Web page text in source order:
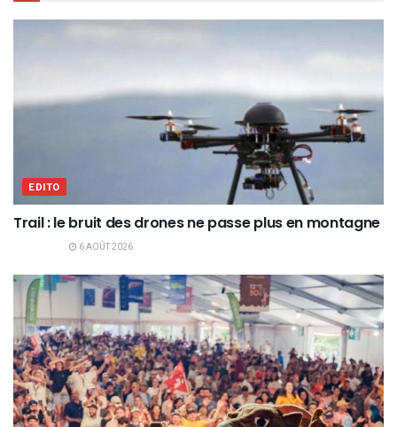
EDITO
Trail : le bruit des drones ne passe plus en montagne
6 AOÛT 2026